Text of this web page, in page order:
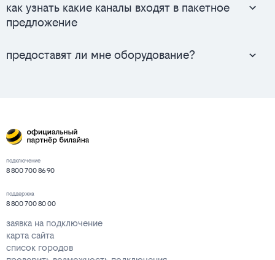
как узнать какие каналы входят в пакетное
предложение
предоставят ли мне оборудование?
подключение
8 800 700 86 90
поддержка
8 800 700 80 00
заявка на подключение
карта сайта
список городов